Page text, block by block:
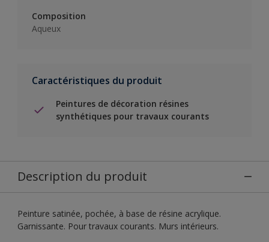
Composition
Aqueux
Caractéristiques du produit
Peintures de décoration résines
synthétiques pour travaux courants
Description du produit
Peinture satinée, pochée, à base de résine acrylique.
Garnissante. Pour travaux courants. Murs intérieurs.